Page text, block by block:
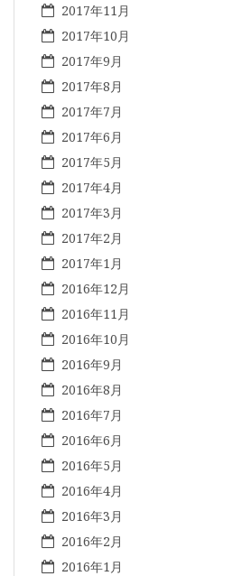
2017年11月
2017年10月
2017年9月
2017年8月
2017年7月
2017年6月
2017年5月
2017年4月
2017年3月
2017年2月
2017年1月
2016年12月
2016年11月
2016年10月
2016年9月
2016年8月
2016年7月
2016年6月
2016年5月
2016年4月
2016年3月
2016年2月
2016年1月